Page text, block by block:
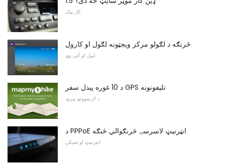
کار ټیک
څرنګه د لګولو مرکز ویجټونه لګول او کارول
ایپل او آئی پوډ
د 10 غوره پیدل سفر GPS تلیفونونه
د لارښوونو پیرود
د PPPoE انټرنیټ لاسرسۍ څرنګوالي څنګه
انټرنیټ او شبکې